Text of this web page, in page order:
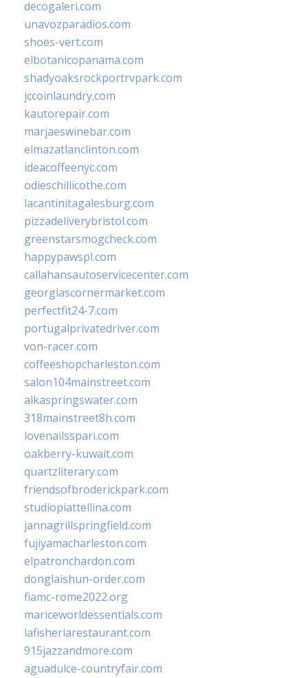
decogaleri.com
unavozparadios.com
shoes-vert.com
elbotanicopanama.com
shadyoaksrockportrvpark.com
jccoinlaundry.com
kautorepair.com
marjaeswinebar.com
elmazatlanclinton.com
ideacoffeenyc.com
odieschillicothe.com
lacantinitagalesburg.com
pizzadeliverybristol.com
greenstarsmogcheck.com
happypawspl.com
callahansautoservicecenter.com
georgiascornermarket.com
perfectfit24-7.com
portugalprivatedriver.com
von-racer.com
coffeeshopcharleston.com
salon104mainstreet.com
alkaspringswater.com
318mainstreet8h.com
lovenailsspari.com
oakberry-kuwait.com
quartzliterary.com
friendsofbroderickpark.com
studiopiattellina.com
jannagrillspringfield.com
fujiyamacharleston.com
elpatronchardon.com
donglaishun-order.com
fiamc-rome2022.org
mariceworldessentials.com
lafisheriarestaurant.com
915jazzandmore.com
aguadulce-countryfair.com